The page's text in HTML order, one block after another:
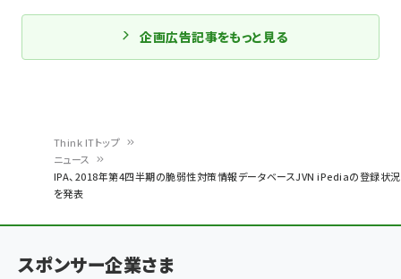
く
ず
Think ITトップ
ニュース
IPA、2018年第4四半期の脆弱性対策情報データベースJVN iPediaの登録状況
を発表
企画広告記事をもっと見る
スポンサー企業さま